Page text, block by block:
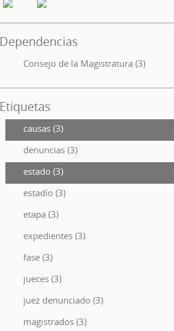
Dependencias
Consejo de la Magistratura (3)
Etiquetas
causas (3)
denuncias (3)
estado (3)
estadío (3)
etapa (3)
expedientes (3)
fase (3)
jueces (3)
juez denunciado (3)
magistrados (3)